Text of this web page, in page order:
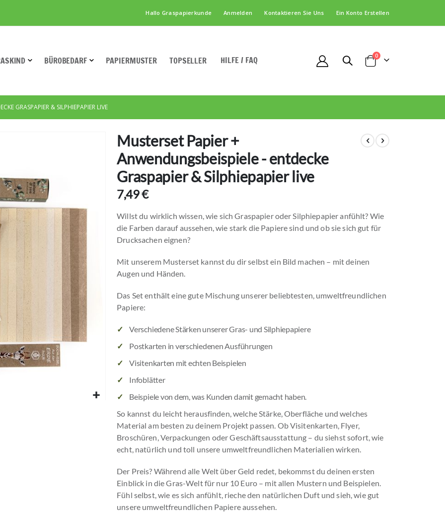
Hallo Graspapierkunde Anmelden Kontaktieren Sie Uns Ein Konto Erstellen
BÜROBEDARF PAPIERMUSTER TOPSELLER HILFE / FAQ Cart
0Artikel
GRASPAPIER & SILPHIEPAPIER LIVE
Musterset Papier +
Anwendungsbeispiele - entdecke
Graspapier & Silphiepapier live
7,49 €
Willst du wirklich wissen, wie sich Graspapier oder Silphiepapier anfühlt? Wie
die Farben darauf aussehen, wie stark die Papiere sind und ob sie sich gut für
Drucksachen eignen?
Mit unserem Musterset kannst du dir selbst ein Bild machen – mit deinen
Augen und Händen.
Das Set enthält eine gute Mischung unserer beliebtesten, umweltfreundlichen
Papiere:
Verschiedene Stärken unserer Gras- und Silphiepapiere
Postkarten in verschiedenen Ausführungen
Visitenkarten mit echten Beispielen
Infoblätter
Beispiele von dem, was Kunden damit gemacht haben.
So kannst du leicht herausfinden, welche Stärke, Oberfläche und welches
Material am besten zu deinem Projekt passen. Ob Visitenkarten, Flyer,
Broschüren, Verpackungen oder Geschäftsausstattung – du siehst sofort, wie
echt, natürlich und toll unsere umweltfreundlichen Materialien wirken.
Der Preis? Während alle Welt über Geld redet, bekommst du deinen ersten
Einblick in die Gras-Welt für nur 10 Euro – mit allen Mustern und Beispielen.
Fühl selbst, wie es sich anfühlt, rieche den natürlichen Duft und sieh, wie gut
unsere umweltfreundlichen Papiere aussehen.